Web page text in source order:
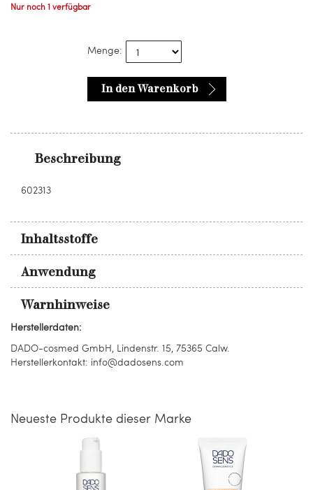
Nur noch 1 verfügbar
Menge:
In den Warenkorb
Beschreibung
602313
Inhaltsstoffe
Anwendung
Warnhinweise
Herstellerdaten:
DADO-cosmed GmbH, Lindenstr. 15, 75365 Calw.
Herstellerkontakt: info@dadosens.com
Neueste Produkte dieser Marke